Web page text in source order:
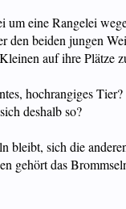
um eine Rangelei
den beiden jungen
auf ihre
hochrangiges
deshalb so?
bleibt, sich die
gehört das